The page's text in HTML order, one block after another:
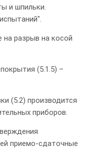
и шпильки.
разрыв на косой
(5.1.5) –
(5.2) производится
приборов.
приемо-сдаточные